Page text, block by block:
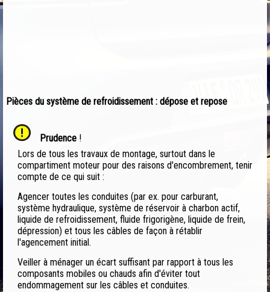
Pièces du système de refroidissement : dépose et repose
Prudence !
Lors de tous les travaux de montage, surtout dans le
compartiment moteur pour des raisons d'encombrement, tenir
compte de ce qui suit :
Agencer toutes les conduites (par ex. pour carburant,
système hydraulique, système de réservoir à charbon actif,
liquide de refroidissement, fluide frigorigène, liquide de frein,
dépression) et tous les câbles de façon à rétablir
l'agencement initial.
Veiller à ménager un écart suffisant par rapport à tous les
composants mobiles ou chauds afin d'éviter tout
endommagement sur les câbles et conduites.